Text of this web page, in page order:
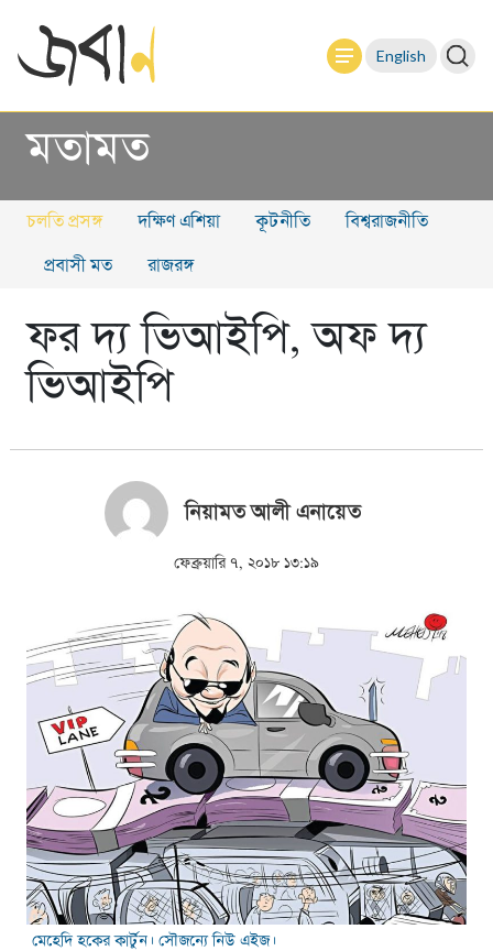
English
মতামত
চলতি প্রসঙ্গ দক্ষিণ এশিয়া কূটনীতি বিশ্বরাজনীতি
প্রবাসী মত রাজরঙ্গ
ফর দ্য ভিআইপি, অফ দ্য
ভিআইপি
নিয়ামত আলী এনায়েত
ফেব্রুয়ারি ৭, ২০১৮ ১৩:১৯
মেহেদি হকের কার্টুন। সৌজন্যে নিউ এইজ।